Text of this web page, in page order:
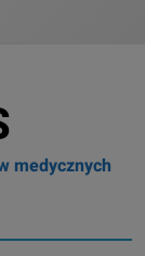
medycznych